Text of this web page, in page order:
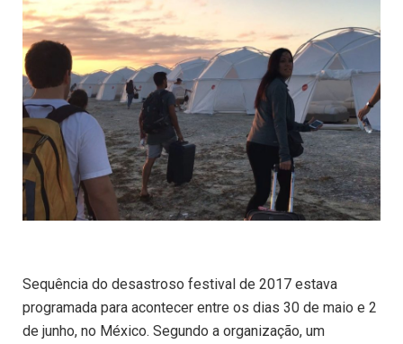
Sequência do desastroso festival de 2017 estava
programada para acontecer entre os dias 30 de maio e 2
de junho, no México. Segundo a organização, um